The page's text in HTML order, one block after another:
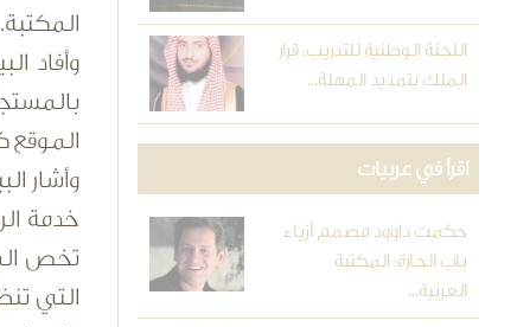
المكتبة.
الموقع
وأشار
تخص
التي
اللجنة الوطنية للتدريب: قرار
الملك بتمديد المهلة...
اقرأ في عربيات
حكمت داوود مصمم أزياء
باب الحارة: المكتبة
العربية...